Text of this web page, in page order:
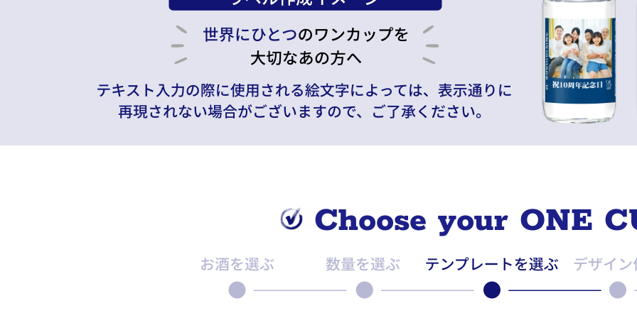
Choose your ONE